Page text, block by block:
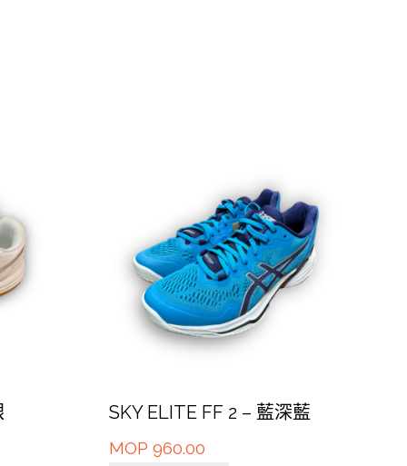
SKY ELITE FF 2 – 藍深藍
MOP 960.00